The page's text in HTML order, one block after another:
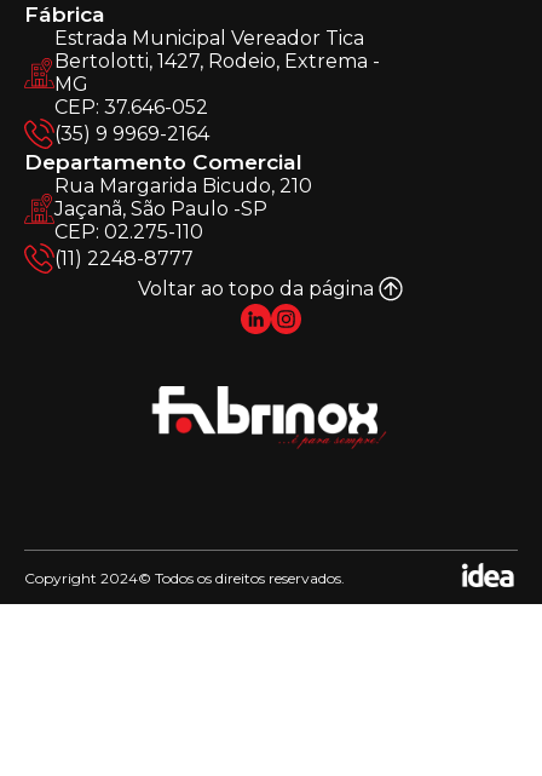
Fábrica
Estrada Municipal Vereador Tica
Bertolotti, 1427, Rodeio, Extrema -
MG
CEP: 37.646-052
(35) 9 9969-2164
Departamento Comercial
Rua Margarida Bicudo, 210
Jaçanã, São Paulo -SP
CEP: 02.275-110
(11) 2248-8777
Voltar ao topo da página
Copyright 2024© Todos os direitos reservados.